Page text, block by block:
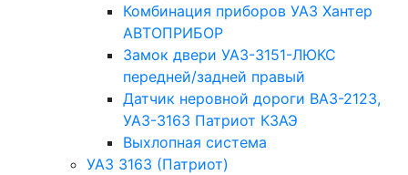
Комбинация приборов УАЗ Хантер
АВТОПРИБОР
Замок двери УАЗ-3151-ЛЮКС
передней/задней правый
Датчик неровной дороги ВАЗ-2123,
УАЗ-3163 Патриот КЗАЭ
Выхлопная система
УАЗ 3163 (Патриот)